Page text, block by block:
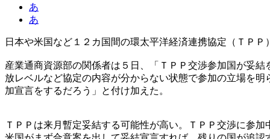
あ
あ
日本や米国など１２カ国間の環太平洋経済連携協定（ＴＰ
産業通商資源部の関係者は５日、「ＴＰＰ交渉参加国が妥
放レベルなど協定の内容が分からない状態で参加の立場を
加宣言をするだろう」と付け加えた。
ＴＰＰは来月暫定妥結する可能性が高い。ＴＰＰ交渉に参